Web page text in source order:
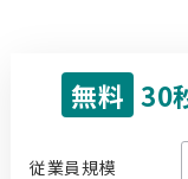
無料 30
従業員規模